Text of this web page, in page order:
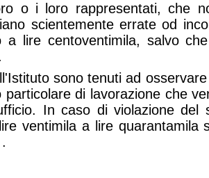
o i loro rappresentati, che
scientemente errate od
a lire centoventimila, salvo
sono tenuti ad
particolare di lavorazione che
In caso di violazione del
ventimila a lire